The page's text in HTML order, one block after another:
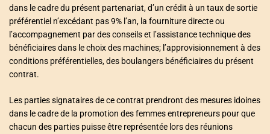
dans le cadre du présent partenariat, d’un crédit à un taux de sortie
préférentiel n’excédant pas 9% l’an, la fourniture directe ou
l’accompagnement par des conseils et l’assistance technique des
bénéficiaires dans le choix des machines; l’approvisionnement à des
conditions préférentielles, des boulangers bénéficiaires du présent
contrat.
Les parties signataires de ce contrat prendront des mesures idoines
dans le cadre de la promotion des femmes entrepreneurs pour que
chacun des parties puisse être représentée lors des réunions